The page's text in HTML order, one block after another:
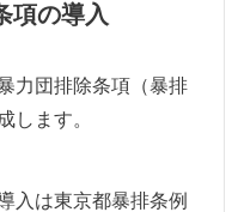
項の導入
力団排除条項（暴排
します。
入は東京都暴排条例